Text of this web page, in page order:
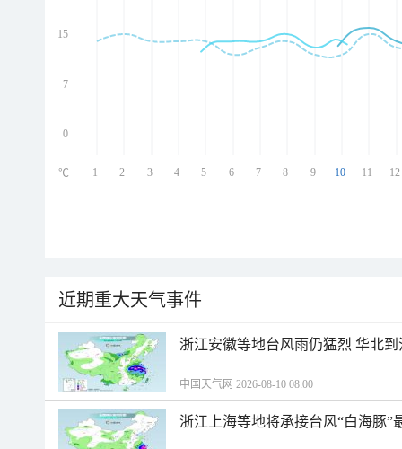
15
7
0
1 2 3 4 5 6 7 8 9 10 11 12
℃
近期重大天气事件
浙江安徽等地台风雨仍猛烈 华北
中国天气网 2026-08-10 08:00
浙江上海等地将承接台风“白海豚”